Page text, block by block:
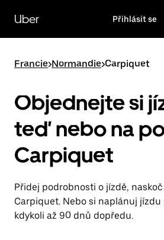
hlavní
obsah
Uber Přihlásit se
Francie>Normandie>Carpiquet
Objednejte si
teď nebo na
Carpiquet
Přidej podrobnosti o jízdě, naskoč
Carpiquet. Nebo si naplánuj jízdu
kdykoli až 90 dnů dopředu.